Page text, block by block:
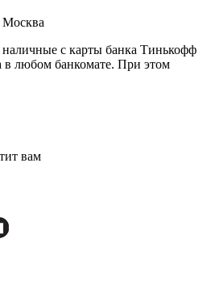
с карты банка Тинькофф
в любом банкомате. При этом
вам